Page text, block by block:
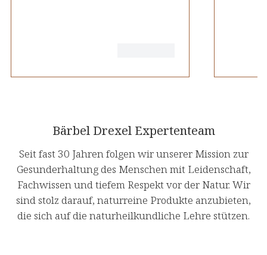
Bärbel Drexel Expertenteam
Seit fast 30 Jahren folgen wir unserer Mission zur
Gesunderhaltung des Menschen mit Leidenschaft,
Fachwissen und tiefem Respekt vor der Natur. Wir
sind stolz darauf, naturreine Produkte anzubieten,
die sich auf die naturheilkundliche Lehre stützen.